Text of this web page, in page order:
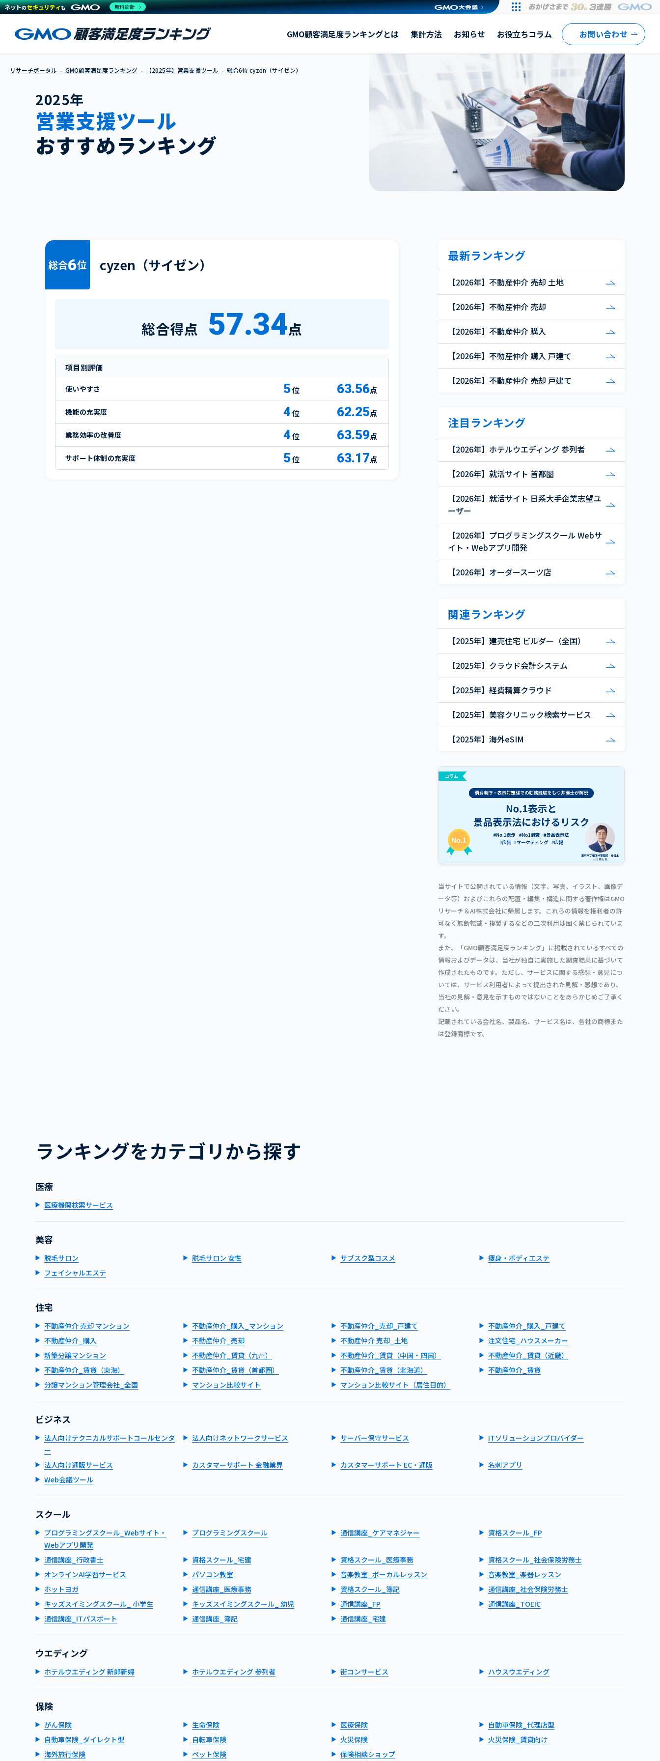
cyzen（サイゼン）GMO顧客満足度ランキングとは 集計方法 お知らせ お役立ちコラム お問い合わせ
リサーチポータル GMO顧客満足度ランキング 【2025年】営業支援ツール 総合6位 cyzen（サイゼン）
2025年
営業支援ツール
おすすめランキング
総合6位 cyzen（サイゼン）
総合得点 57.34点
項目別評価
使いやすさ 5 63.56点
機能の充実度 4 62.25点
業務効率の改善度 4 63.59点
サポート体制の充実度 5 63.17点
最新ランキング
【2026年】不動産仲介 売却 土地
【2026年】不動産仲介 売却
【2026年】不動産仲介 購入
【2026年】不動産仲介 購入 戸建て
【2026年】不動産仲介 売却 戸建て
注目ランキング
【2026年】ホテルウエディング 参列者
【2026年】就活サイト 首都圏
【2026年】就活サイト 日系大手企業志望ユ
ーザー
【2026年】プログラミングスクール Webサ
イト・Webアプリ開発
【2026年】オーダースーツ店
関連ランキング
【2025年】建売住宅 ビルダー（全国）
【2025年】クラウド会計システム
【2025年】経費精算クラウド
【2025年】美容クリニック検索サービス
【2025年】海外eSIM
当サイトで公開されている情報（文字、写真、イラスト、画像デ
ータ等）およびこれらの配置・編集・構造に関する著作権はGMO
リサーチ＆AI株式会社に帰属します。これらの情報を権利者の許
可なく無断転載・複製するなどの二次利用は固く禁じられていま
す。
また、「GMO顧客満足度ランキング」に掲載されているすべての
情報およびデータは、当社が独自に実施した調査結果に基づいて
作成されたものです。ただし、サービスに関する感想・意見につ
いては、サービス利用者によって提出された見解・感想であり、
当社の見解・意見を示すものではないことをあらかじめご了承く
ださい。
記載されている会社名、製品名、サービス名は、各社の商標また
は登録商標です。
ランキングをカテゴリから探す
医療
医療機関検索サービス
美容
脱毛サロン 脱毛サロン 女性 サブスク型コスメ
痩身・ボディエステ
フェイシャルエステ
住宅
不動産仲介 売却 マンション 不動産仲介_購入_マンション 不動産仲介_売却_戸建て
不動産仲介_購入_戸建て
不動産仲介_購入
不動産仲介_売却 不動産仲介 売却_土地
注文住宅_ハウスメーカー
新築分譲マンション
不動産仲介_賃貸（九州） 不動産仲介_賃貸（中国・四国）
不動産仲介_賃貸（近畿）
不動産仲介_賃貸（東海）
不動産仲介_賃貸（首都圏） 不動産仲介_賃貸（北海道）
不動産仲介_賃貸
分譲マンション管理会社_全国
マンション比較サイト マンション比較サイト（居住目的）
ビジネス
法人向けテクニカルサポートコールセンタ
ー
法人向けネットワークサービス サーバー保守サービス ITソリューションプロバイダー
法人向け通販サービス カスタマーサポート 金融業界 カスタマーサポート EC・通販
名刺アプリ
Web会議ツール
スクール
プログラミングスクール_Webサイト・
Webアプリ開発
プログラミングスクール 通信講座_ケアマネジャー 資格スクール_FP
通信講座_行政書士 資格スクール_宅建 資格スクール_医療事務
資格スクール_社会保険労務士
オンラインAI学習サービス
パソコン教室 音楽教室_ボーカルレッスン
音楽教室_楽器レッスン
ホットヨガ
通信講座_医療事務 資格スクール_簿記
通信講座_社会保険労務士
キッズスイミングスクール_ 小学生
キッズスイミングスクール_ 幼児 通信講座_FP
通信講座_TOEIC
通信講座_ITパスポート
通信講座_簿記 通信講座_宅建
ウエディング
ホテルウエディング 新郎新婦 ホテルウエディング 参列者 街コンサービス ハウスウエディング
保険
がん保険 生命保険 医療保険
自動車保険_代理店型
自動車保険_ダイレクト型
自転車保険 火災保険
火災保険_賃貸向け
海外旅行保険
ペット保険 保険相談ショップ
無料診断